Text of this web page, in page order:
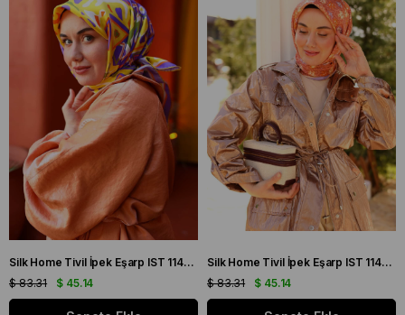
Silk Home Tivil İpek Eşarp IST 11427 - 22 Sarı, Mor, Turuncu, Yeşil
$ 45.14
$ 83.31
Silk Home Tivil İpek Eşarp IST 11428 - 37 Lila, Yavruağzı, Şeftali, Turuncu
$ 45.14
$ 83.31